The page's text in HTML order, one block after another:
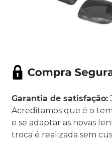
Garantia de satisfação:
Acreditamos que é o
e se adaptar as novas
troca é realizada sem